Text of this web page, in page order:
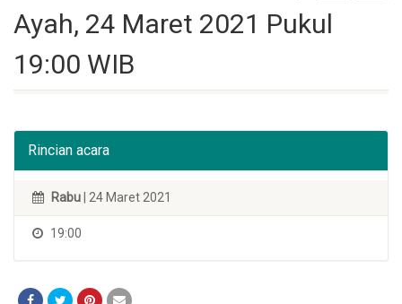
Ayah, 24 Maret 2021 Pukul
19:00 WIB
Rincian acara
Rabu | 24 Maret 2021
19:00